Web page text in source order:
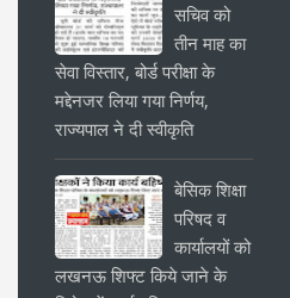
सचिव को
तीन माह का
सेवा विस्तार, बोर्ड परीक्षा के
मद्देनजर लिया गया निर्णय,
राज्यपाल ने दी स्वीकृति
बेसिक शिक्षा
परिषद व
कार्यालयों को
लखनऊ शिफ्ट किये जाने के